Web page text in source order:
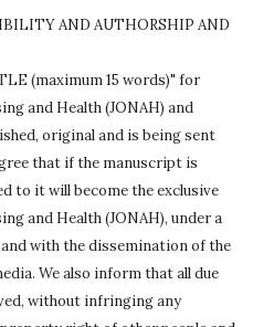
AND AUTHORSHIP AND
(maximum 15 words)" for
and Health (JONAH) and
original and is being sent
that if the manuscript is
to it will become the exclusive
and Health (JONAH), under a
with the dissemination of the
We also inform that all due
without infringing any